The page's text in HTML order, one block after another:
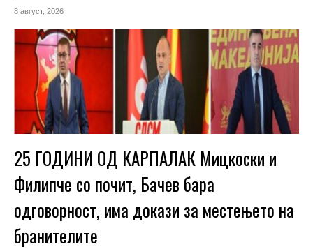
8 август, 2026
25 ГОДИНИ ОД КАРПАЛАК Мицкоски и
Филипче со почит, Бачев бара
одговорност, има докази за местењето на
бранителите